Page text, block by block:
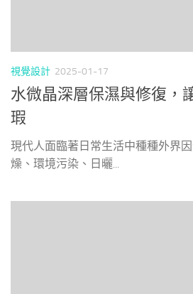
視覺設計 2025-01-17
水微晶深層保濕與修復，
瑕
現代人面臨著日常生活中種種外界
燥、環境污染、日曬...